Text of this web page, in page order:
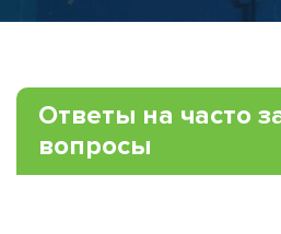
Ответы на часто
вопросы